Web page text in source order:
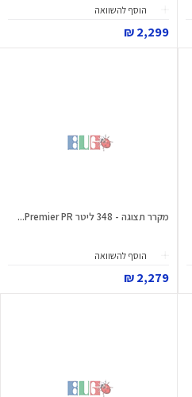
הוסף להשוואה
2,299 ₪
מקרר תצוגה - 348 ליטר Premier PR...
הוסף להשוואה
2,279 ₪